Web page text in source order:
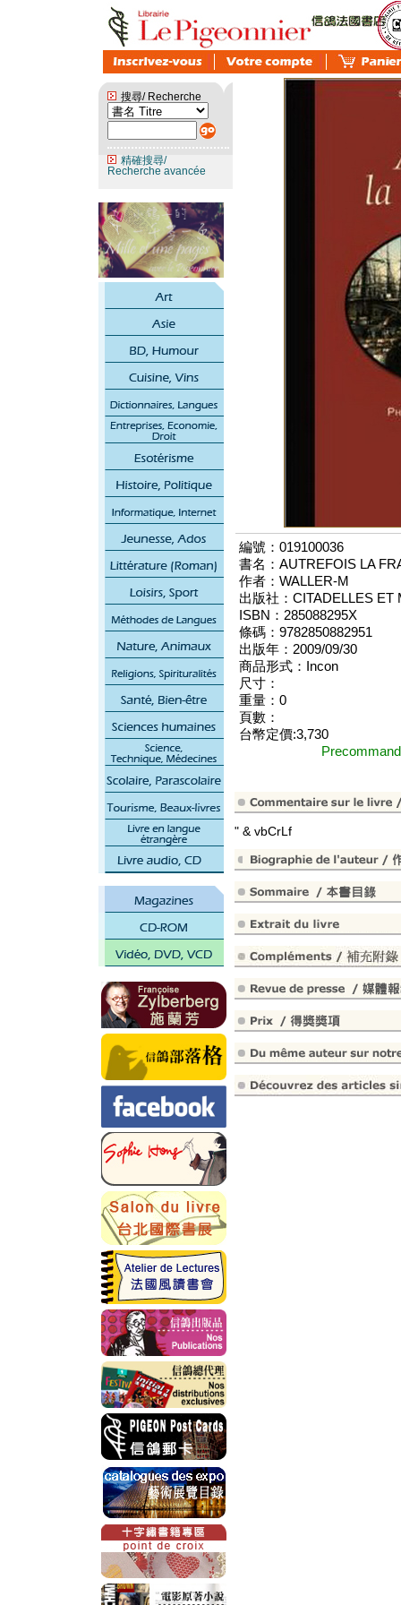
搜尋/ Recherche
精確搜尋/
Recherche avancée
編號：019100036
書名：AUTREFOIS LA
作者：WALLER-M
出版社：CITADELLES
ISBN：285088295X
條碼：9782850882951
出版年：2009/09/30
商品形式：Incon
尺寸：
重量：0
頁數：
台幣定價:3,730
" & vbCrLf